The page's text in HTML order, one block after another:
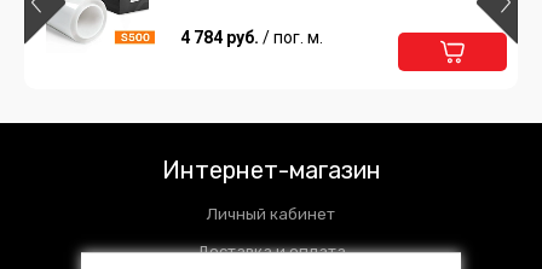
4 784 руб. / пог. м.
Интернет-магазин
Личный кабинет
Доставка и оплата